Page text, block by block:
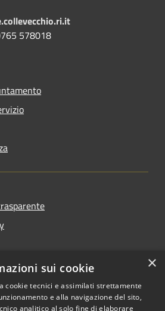
578018
×
sui cookie
cookie tecnici e assimilati strettamente
e alla navigazione del sito,
analitico al solo fine di elaborare